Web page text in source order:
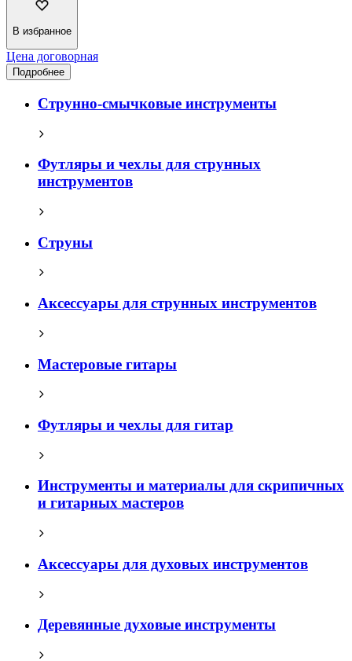
В избранное
Цена договорная
Подробнее
Струнно-смычковые инструменты
Футляры и чехлы для струнных
инструментов
Струны
Аксессуары для струнных инструментов
Мастеровые гитары
Футляры и чехлы для гитар
Инструменты и материалы для скрипичных
и гитарных мастеров
Аксессуары для духовых инструментов
Деревянные духовые инструменты